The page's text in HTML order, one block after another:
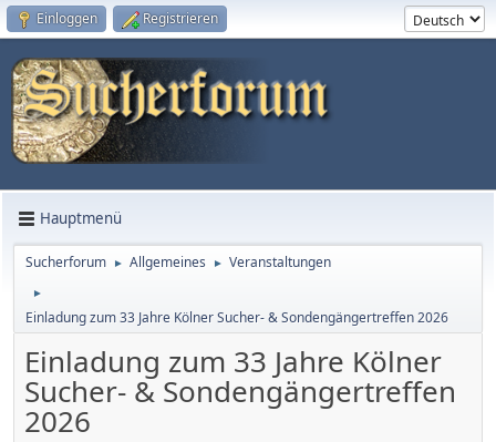
Einloggen Registrieren
Hauptmenü
Sucherforum ► Allgemeines ► Veranstaltungen
►
Einladung zum 33 Jahre Kölner Sucher- & Sondengängertreffen 2026
Einladung zum 33 Jahre Kölner
Sucher- & Sondengängertreffen
2026